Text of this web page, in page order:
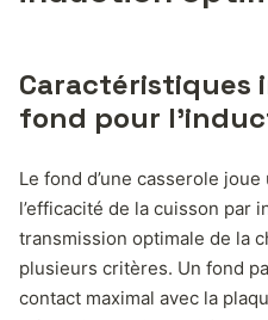
Caractéristiques
fond pour
Le fond d’une casserole
l’efficacité de la cuisson par
transmission optimale de la
plusieurs critères. Un fond
contact maximal avec la